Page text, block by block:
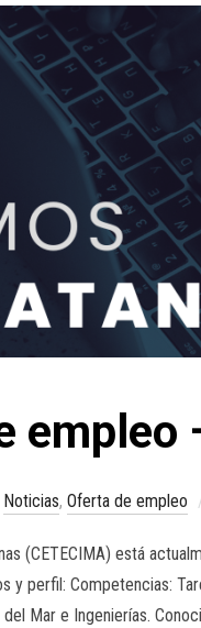
empleo
Noticias, Oferta de empleo
(CETECIMA) está
y perfil: Competencias:
del Mar e Ingenierías.